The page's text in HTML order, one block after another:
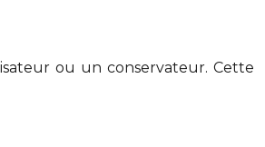
ou un conservateur. Cette